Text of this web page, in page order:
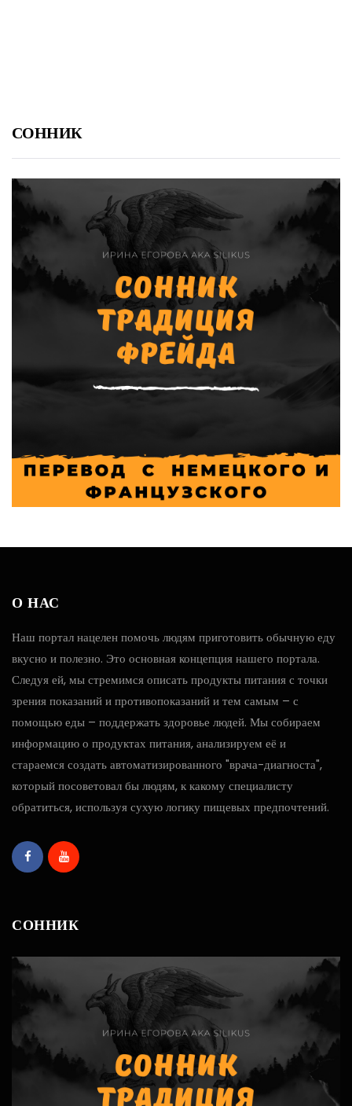
СОННИК
О НАС
Наш портал нацелен помочь людям приготовить обычную еду
вкусно и полезно. Это основная концепция нашего портала.
Следуя ей, мы стремимся описать продукты питания с точки
зрения показаний и противопоказаний и тем самым – с
помощью еды – поддержать здоровье людей. Мы собираем
информацию о продуктах питания, анализируем её и
стараемся создать автоматизированного "врача-диагноста",
который посоветовал бы людям, к какому специалисту
обратиться, используя сухую логику пищевых предпочтений.
СОННИК